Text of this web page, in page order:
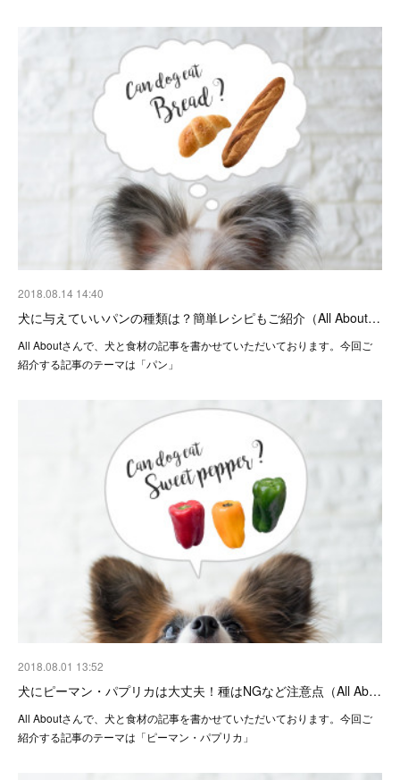
2018.08.14 14:40
犬に与えていいパンの種類は？簡単レシピもご紹介（All About…
All Aboutさんで、犬と食材の記事を書かせていただいております。今回ご
紹介する記事のテーマは「パン」
2018.08.01 13:52
犬にピーマン・パプリカは大丈夫！種はNGなど注意点（All Ab…
All Aboutさんで、犬と食材の記事を書かせていただいております。今回ご
紹介する記事のテーマは「ピーマン・パプリカ」